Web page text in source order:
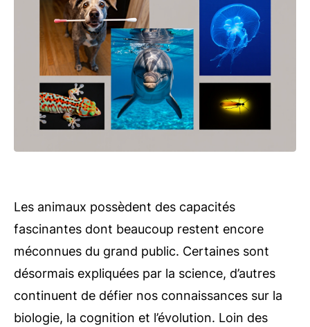
Les animaux possèdent des capacités
fascinantes dont beaucoup restent encore
méconnues du grand public. Certaines sont
désormais expliquées par la science, d’autres
continuent de défier nos connaissances sur la
biologie, la cognition et l’évolution. Loin des